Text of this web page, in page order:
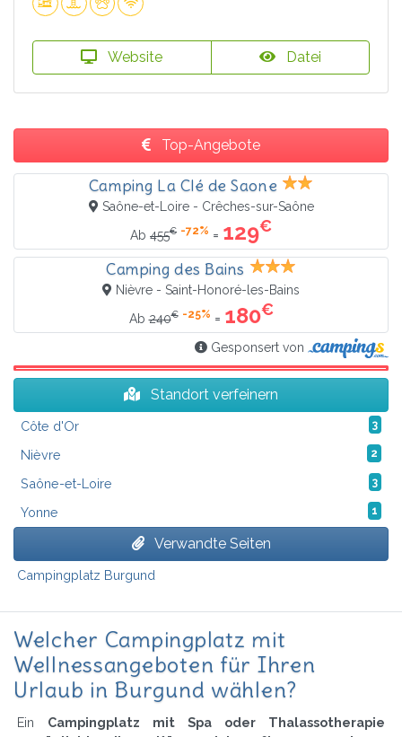
Website Datei
Top-Angebote
Camping La Clé de Saone
Saône-et-Loire - Crêches-sur-Saône
Ab 455€ -72% = 129€
Camping des Bains
Nièvre - Saint-Honoré-les-Bains
Ab240€ -25% = 180€
Gesponsert von
Standort verfeinern
Côte d'Or 3
Nièvre 2
Saône-et-Loire 3
Yonne 1
Verwandte Seiten
Campingplatz Burgund
Welcher Campingplatz mit
Wellnessangeboten für Ihren
Urlaub in Burgund wählen?
Ein Campingplatz mit Spa oder Thalassotherapie